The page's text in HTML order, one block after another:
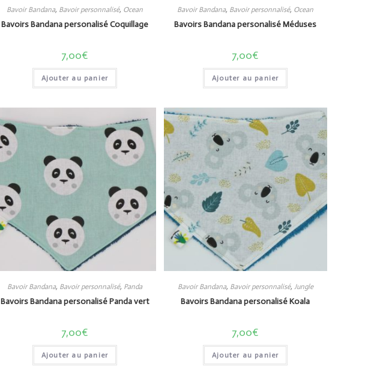
Bavoir Bandana, Bavoir personnalisé, Ocean
Bavoirs Bandana personalisé Coquillage
7,00€
Ajouter au panier
Bavoir Bandana, Bavoir personnalisé, Ocean
Bavoirs Bandana personalisé Méduses
7,00€
Ajouter au panier
Bavoir Bandana, Bavoir personnalisé, Panda
Bavoirs Bandana personalisé Panda vert
7,00€
Ajouter au panier
Bavoir Bandana, Bavoir personnalisé, Jungle
Bavoirs Bandana personalisé Koala
7,00€
Ajouter au panier